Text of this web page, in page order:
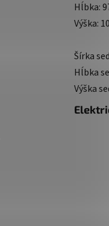
Hĺbka:
Výška:
Šírka
Hĺbka
Výška